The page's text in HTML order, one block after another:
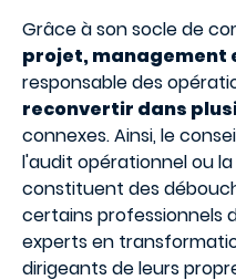
Grâce à son socle de
projet, management
responsable des
reconvertir dans
connexes. Ainsi, le
l'audit opérationnel ou
constituent des
certains professionnels
experts en
dirigeants de leurs